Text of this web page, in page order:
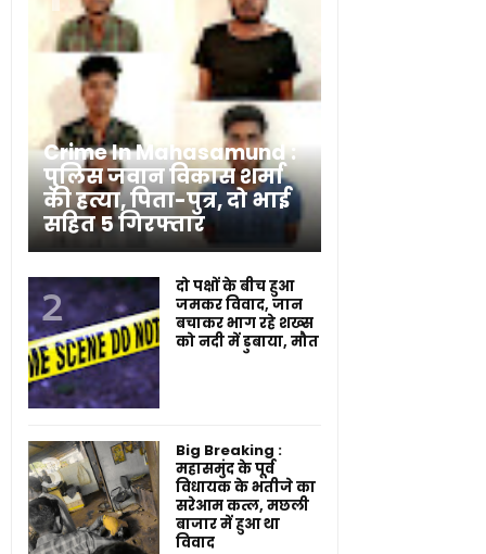
Crime In Mahasamund :
पुलिस जवान विकास शर्मा
की हत्या, पिता-पुत्र, दो भाई
सहित 5 गिरफ्तार
दो पक्षों के बीच हुआ
जमकर विवाद, जान
बचाकर भाग रहे शख्स
को नदी में डुबाया, मौत
Big Breaking :
महासमुंद के पूर्व
विधायक के भतीजे का
सरेआम कत्ल, मछली
बाजार में हुआ था
विवाद